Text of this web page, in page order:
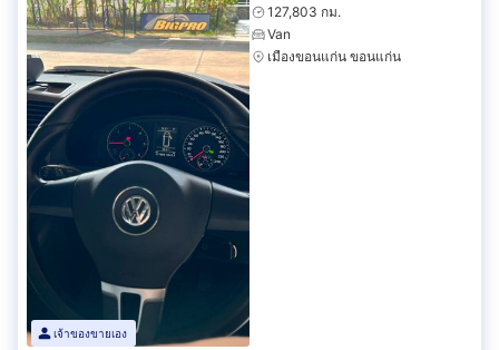
เจ้าของขายเอง
127,803 กม.
Van
เมืองขอนแก่น ขอนแก่น